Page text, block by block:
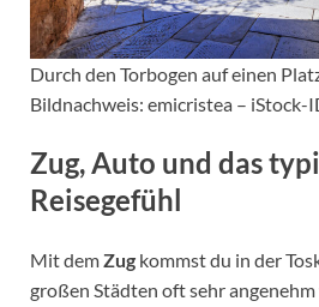
Durch den Torbogen auf einen
Bildnachweis: emicristea –
Zug, Auto und das
Reisegefühl
Mit demZug kommst du in der
großen Städten oft sehr